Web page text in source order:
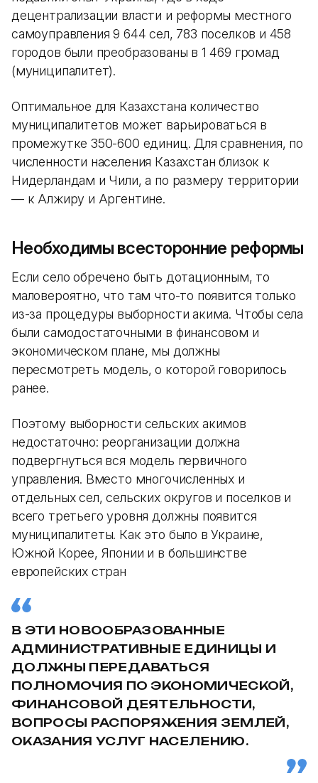
децентрализации власти и реформы местного
самоуправления 9 644 сел, 783 поселков и 458
городов были преобразованы в 1 469 громад
(муниципалитет).
Оптимальное для Казахстана количество
муниципалитетов может варьироваться в
промежутке 350-600 единиц. Для сравнения, по
численности населения Казахстан близок к
Нидерландам и Чили, а по размеру территории
— к Алжиру и Аргентине.
Необходимы всесторонние реформы
Если село обречено быть дотационным, то
маловероятно, что там что-то появится только
из-за процедуры выборности акима. Чтобы села
были самодостаточными в финансовом и
экономическом плане, мы должны
пересмотреть модель, о которой говорилось
ранее.
Поэтому выборности сельских акимов
недостаточно: реорганизации должна
подвергнуться вся модель первичного
управления. Вместо многочисленных и
отдельных сел, сельских округов и поселков и
всего третьего уровня должны появится
муниципалитеты. Как это было в Украине,
Южной Корее, Японии и в большинстве
европейских стран
В ЭТИ НОВООБРАЗОВАННЫЕ
АДМИНИСТРАТИВНЫЕ ЕДИНИЦЫ И
ДОЛЖНЫ ПЕРЕДАВАТЬСЯ
ПОЛНОМОЧИЯ ПО ЭКОНОМИЧЕСКОЙ,
ФИНАНСОВОЙ ДЕЯТЕЛЬНОСТИ,
ВОПРОСЫ РАСПОРЯЖЕНИЯ ЗЕМЛЕЙ,
ОКАЗАНИЯ УСЛУГ НАСЕЛЕНИЮ.